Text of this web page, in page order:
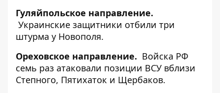
Гуляйпольское направление.
Украинские защитники отбили три
штурма у Новополя.
Ореховское направление. Войска РФ
семь раз атаковали позиции ВСУ вблизи
Степного, Пятихаток и Щербаков.